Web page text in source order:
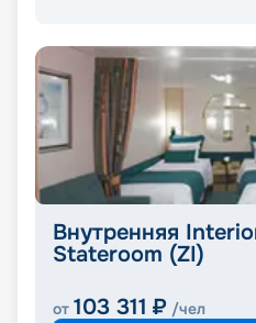
Внутренняя
Stateroom (ZI)
от 103 311 ₽ /чел